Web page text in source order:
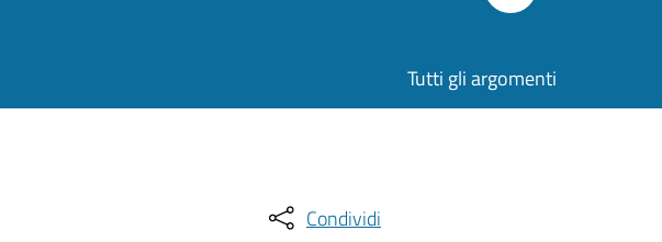
Tutti gli argomenti
Condividi